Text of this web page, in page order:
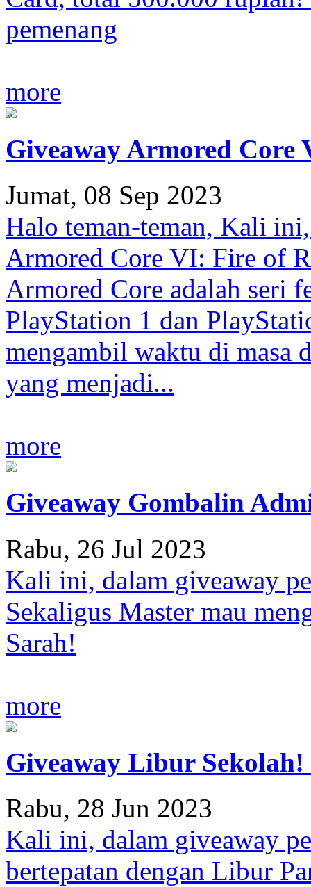
pemenang
more
Giveaway Armored Core
Jumat, 08 Sep 2023
Halo teman-teman, Kali
Armored Core VI: Fire of
Armored Core adalah seri
PlayStation 1 dan
mengambil waktu di masa
yang menjadi...
more
Giveaway Gombalin
Rabu, 26 Jul 2023
Kali ini, dalam giveaway
Sekaligus Master mau
Sarah!
more
Giveaway Libur Sekolah!
Rabu, 28 Jun 2023
Kali ini, dalam giveaway
bertepatan dengan Libur